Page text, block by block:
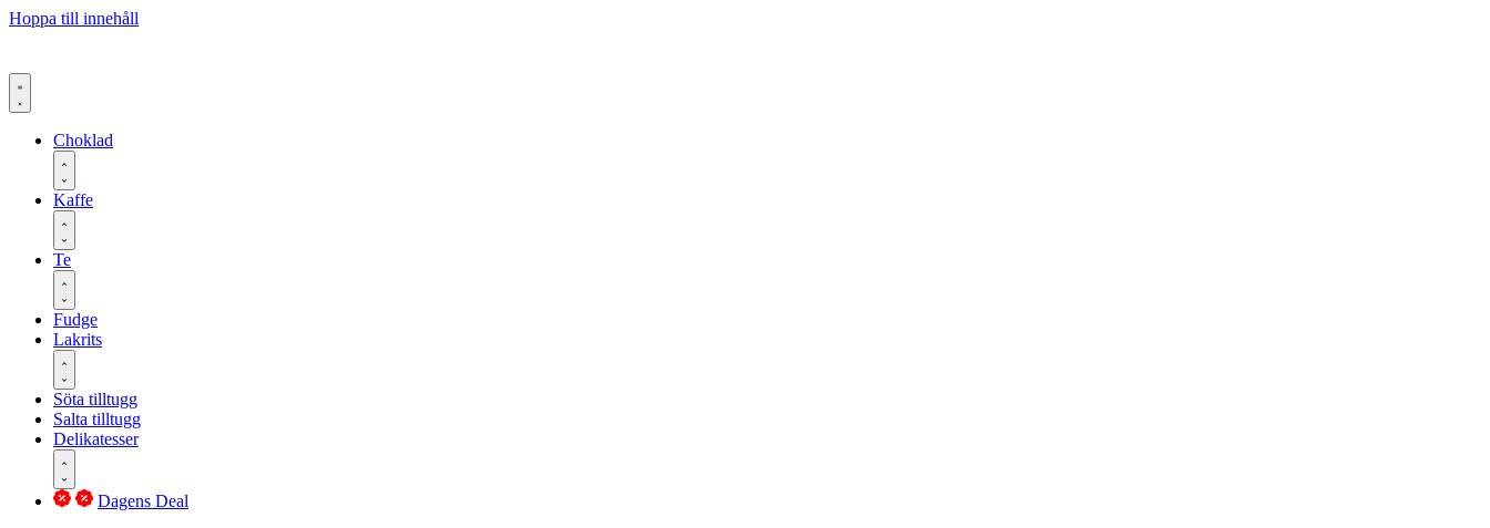
Hoppa till innehåll
Choklad
Kaffe
Te
Fudge
Lakrits
Söta tilltugg
Salta tilltugg
Delikatesser
Dagens Deal